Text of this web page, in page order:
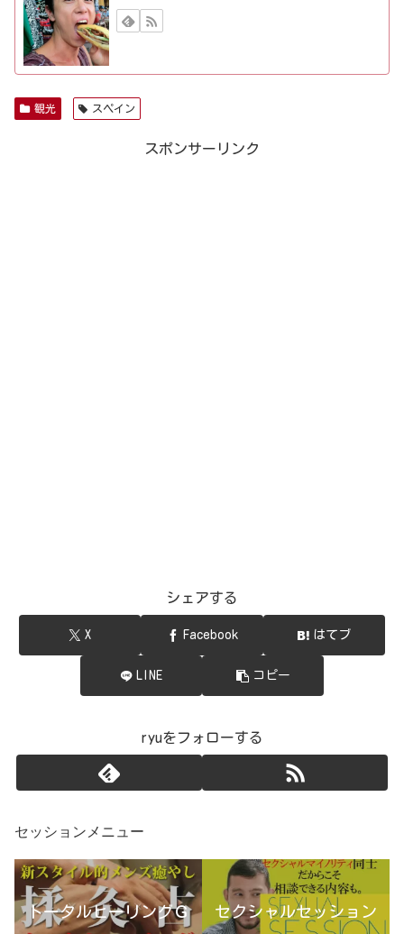
観光 スペイン
スポンサーリンク
シェアする
X Facebook はてブ
LINE コピー
ryuをフォローする
セッションメニュー
トータルヒーリングＧ セクシャルセッション